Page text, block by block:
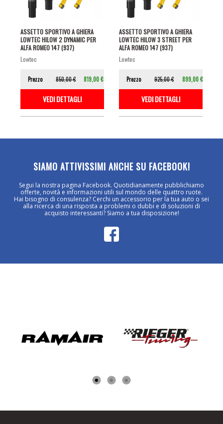
ASSETTO SPORTIVO A GHIERA
LOWTEC HILOW 2 DYNAMIC PER
ALFA ROMEO 147 (937)
lowtec
Prezzo 850,00 € 819,00 €
VEDI DETTAGLI
ASSETTO SPORTIVO A GHIERA
LOWTEC HILOW 3 STREET PER
ALFA ROMEO 147 (937)
lowtec
Prezzo 925,00 € 899,00 €
VEDI DETTAGLI
SIAMO ATTIVISSIMI ANCHE SU FACEBOOK!
Segui la nostra pagina Facebook. Quotidianamente pubblichiamo
offerte, novità e informazioni utili sul mondo delle quattro ruote.
Hai bisogno di consulenza? Cerchi un accessorio per la tua auto o sei
alla ricerca di una risposta a problemi o dubbi e di soluzioni di
acquisto interessanti? Siamo a tua disposizione!